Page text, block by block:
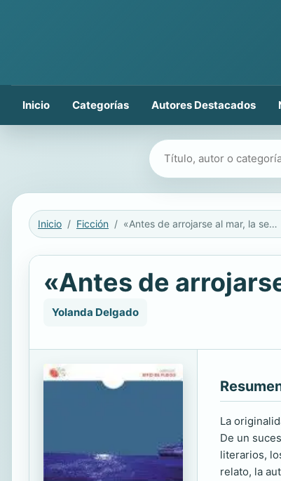
Inicio Categorías Autores Destacados
Buscar libros
Inicio Ficción «Antes de arrojarse al mar, la señora Brown fue a misa»
«Antes de
Yolanda Delgado
La
De un
literarios,
relato, la